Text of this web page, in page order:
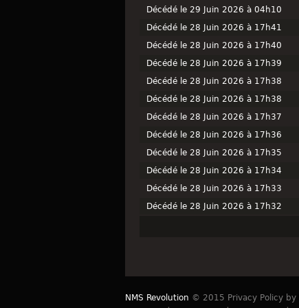
Décédé le 29 Juin 2026 à 04h10
Décédé le 28 Juin 2026 à 17h41
Décédé le 28 Juin 2026 à 17h40
Décédé le 28 Juin 2026 à 17h39
Décédé le 28 Juin 2026 à 17h38
Décédé le 28 Juin 2026 à 17h38
Décédé le 28 Juin 2026 à 17h37
Décédé le 28 Juin 2026 à 17h36
Décédé le 28 Juin 2026 à 17h35
Décédé le 28 Juin 2026 à 17h34
Décédé le 28 Juin 2026 à 17h33
Décédé le 28 Juin 2026 à 17h32
NMS Revolution © 2015 Privacy Policy by